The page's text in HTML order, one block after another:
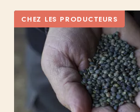
CHEZ LES PRODUCTEURS